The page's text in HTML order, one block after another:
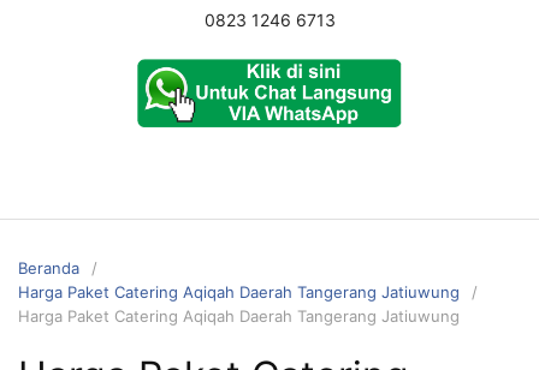
0823 1246 6713
Beranda
Harga Paket Catering Aqiqah Daerah Tangerang Jatiuwung
Harga Paket Catering Aqiqah Daerah Tangerang Jatiuwung